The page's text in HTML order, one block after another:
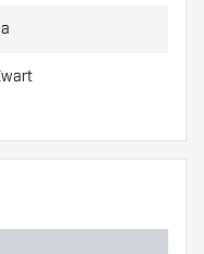
zichtbaar zijn. Deze
dartsetup. Met